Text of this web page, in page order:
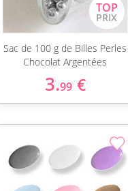
Sac de 100 g de Billes Perles
Chocolat Argentées
3.99 €